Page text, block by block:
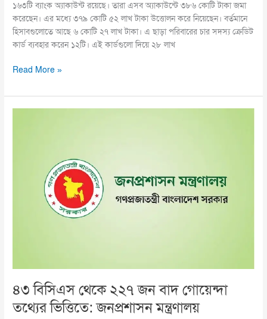
১৬৩টি ব্যাংক অ্যাকাউন্ট রয়েছে। তারা এসব অ্যাকাউন্টে ৩৮৬ কোটি টাকা জমা
ক‌রে‌ছেন। এর মধ্যে ৩৭৯ কোটি ৫২ লাখ টাকা উত্তোলন করে নিয়েছেন। বর্তমানে
হিসাবগুলোতে আছে ৬ কোটি ২৭ লাখ টাকা। এ ছাড়া পরিবারের চার সদস্য ক্রেডিট
কার্ড ব্যবহার করেন ১২টি। এই কার্ডগু‌লো দি‌য়ে ২৮ লাখ
Read More »
৪৩ বিসিএস থেকে ২২৭ জন বাদ গোয়েন্দা
তথ্যের ভিত্তিতে: জনপ্রশাসন মন্ত্রণালয়